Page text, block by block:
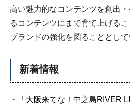
高い魅力的なコンテンツを創出
るコンテンツにまで育て上げる
ブランドの強化を図ることとして
新着情報
・
「大阪来てな！中之島RIVER